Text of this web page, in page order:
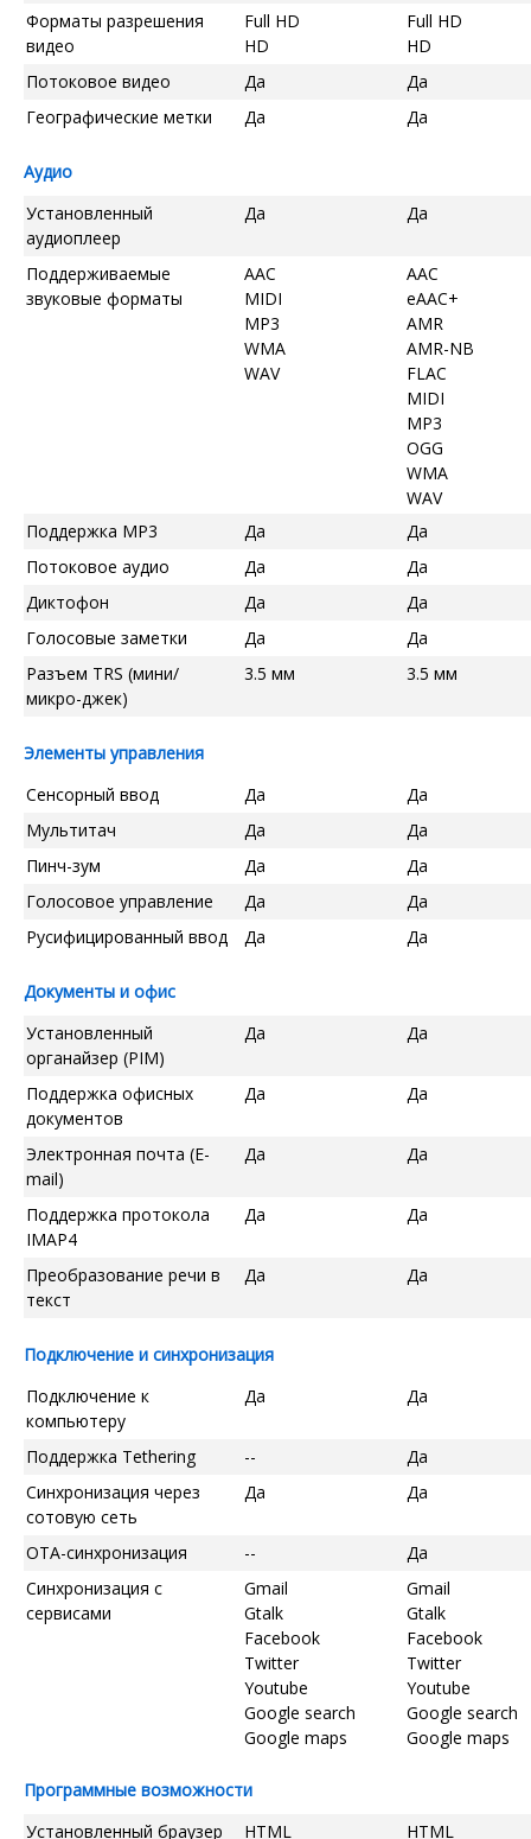
Форматы разрешения
видео
Full HD
HD
Full HD
HD
Потоковое видео
Да
Да
Географические метки
Да Да
Аудио
Установленный
аудиоплеер
Да Да
Поддерживаемые
звуковые форматы
AAC
MIDI
MP3
WMA
WAV
AAC
eAAC+
AMR
AMR-NB
FLAC
MIDI
MP3
OGG
WMA
WAV
Поддержка MP3
Да
Да
Потоковое аудио
Да
Да
Диктофон
Да
Да
Голосовые заметки
Да
Да
Разъем TRS (мини/
микро-джек)
3.5 мм 3.5 мм
Элементы управления
Сенсорный ввод
Да
Да
Мультитач
Да
Да
Пинч-зум
Да
Да
Голосовое управление
Да
Да
Русифицированный ввод
Да Да
Документы и офис
Установленный
органайзер (PIM)
Да Да
Поддержка офисных
документов
Да Да
Электронная почта (E-
mail)
Да Да
Поддержка протокола
IMAP4
Да Да
Преобразование речи в
текст
Да Да
Подключение и синхронизация
Подключение к
компьютеру
Да Да
Поддержка Tethering --
Да
Синхронизация через
сотовую сеть
Да Да
OTA-синхронизация --
Да
Синхронизация с
сервисами
Gmail
Gtalk
Facebook
Twitter
Youtube
Google search
Google maps
Gmail
Gtalk
Facebook
Twitter
Youtube
Google search
Google maps
Программные возможности
Установленный браузер
HTML HTML